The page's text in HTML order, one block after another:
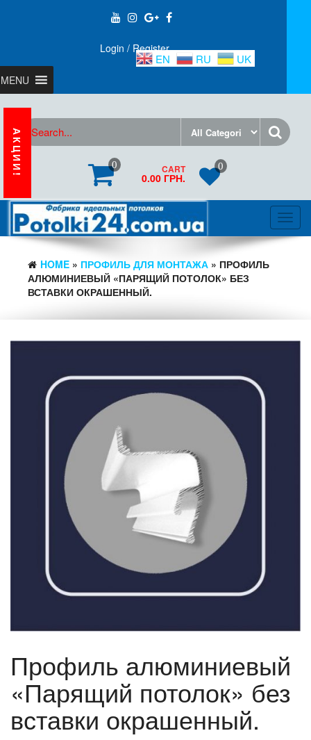
АКЦИИ!
Login / Register
MENU
0 CART
0.00 ГРН.
0
HOME » ПРОФИЛЬ ДЛЯ МОНТАЖА » ПРОФИЛЬ
АЛЮМИНИЕВЫЙ «ПАРЯЩИЙ ПОТОЛОК» БЕЗ
ВСТАВКИ ОКРАШЕННЫЙ.
Профиль алюминиевый
«Парящий потолок» без
вставки окрашенный.
EN RU UK